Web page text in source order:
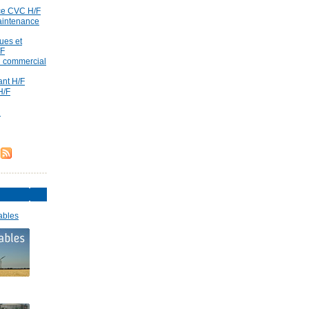
CVC H/F
et
H/F
F